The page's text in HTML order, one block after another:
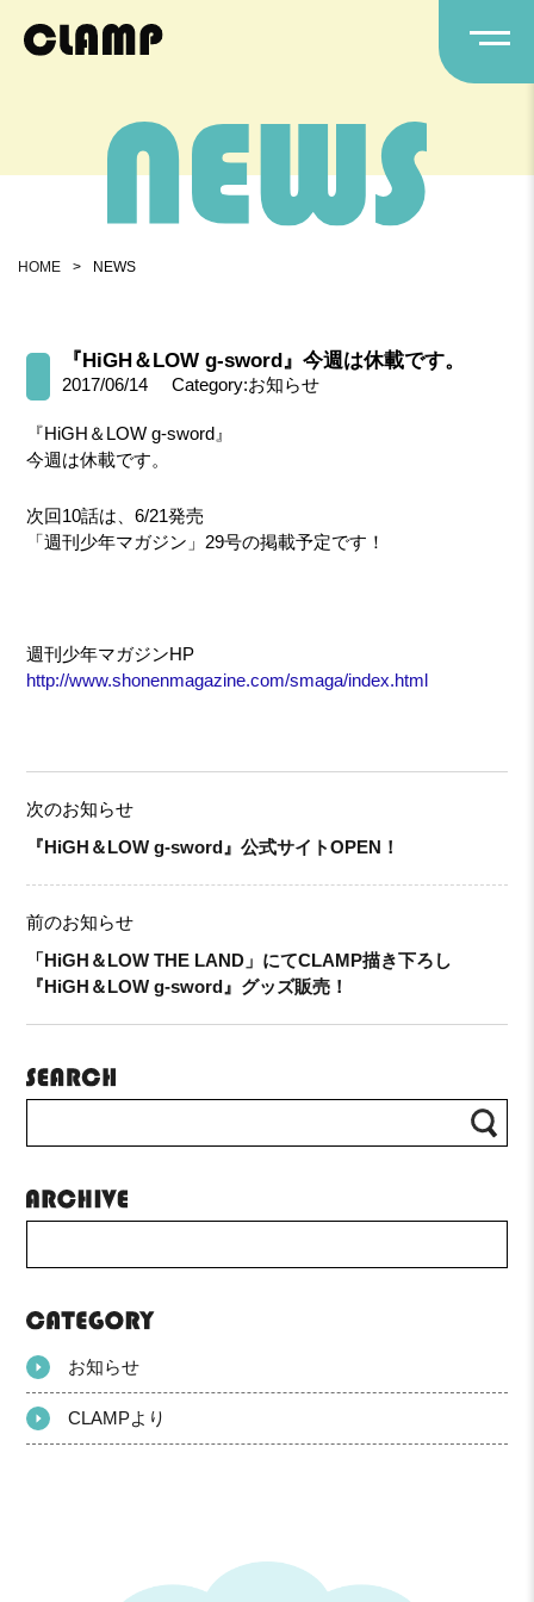
HOME > NEWS
『HiGH＆LOW g-sword』今週は休載です。
2017/06/14 Category:お知らせ
『HiGH＆LOW g-sword』
今週は休載です。
次回10話は、6/21発売
「週刊少年マガジン」29号の掲載予定です！
週刊少年マガジンHP
http://www.shonenmagazine.com/smaga/index.html
次のお知らせ
『HiGH＆LOW g-sword』公式サイトOPEN！
前のお知らせ
「HiGH＆LOW THE LAND」にてCLAMP描き下ろし
『HiGH＆LOW g-sword』グッズ販売！
お知らせ
CLAMPより